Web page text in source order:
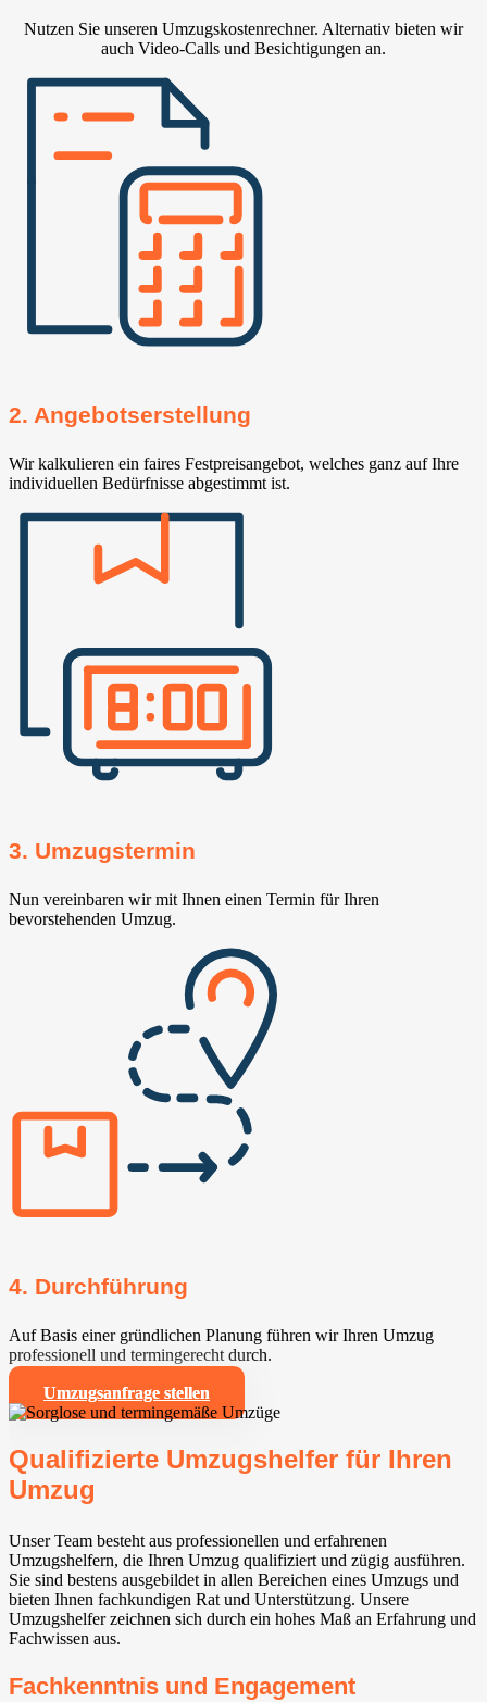
Nutzen Sie unseren Umzugskostenrechner. Alternativ bieten wir
auch Video-Calls und Besichtigungen an.
2. Angebotserstellung
Wir kalkulieren ein faires Festpreisangebot, welches ganz auf Ihre
individuellen Bedürfnisse abgestimmt ist.
3. Umzugstermin
Nun vereinbaren wir mit Ihnen einen Termin für Ihren
bevorstehenden Umzug.
4. Durchführung
Auf Basis einer gründlichen Planung führen wir Ihren Umzug
professionell und termingerecht durch.
Umzugsanfrage stellen
Qualifizierte Umzugshelfer für Ihren
Umzug
Unser Team besteht aus professionellen und erfahrenen
Umzugshelfern, die Ihren Umzug qualifiziert und zügig ausführen.
Sie sind bestens ausgebildet in allen Bereichen eines Umzugs und
bieten Ihnen fachkundigen Rat und Unterstützung. Unsere
Umzugshelfer zeichnen sich durch ein hohes Maß an Erfahrung und
Fachwissen aus.
Fachkenntnis und Engagement